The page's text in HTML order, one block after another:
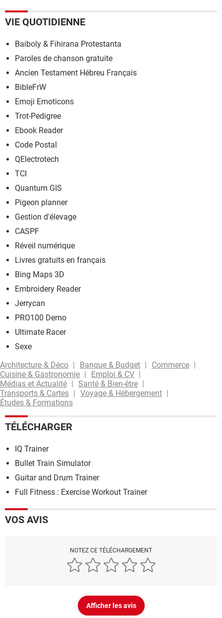
VIE QUOTIDIENNE
Baiboly & Fihirana Protestanta
Paroles de chanson gratuite
Ancien Testament Hébreu Français
BibleFrW
Emoji Emoticons
Trot-Pedigree
Ebook Reader
Code Postal
QElectrotech
TCI
Quantum GIS
Pigeon planner
Gestion d'élevage
CASPF
Réveil numérique
Livres gratuits en français
Bing Maps 3D
Embroidery Reader
Jerrycan
PRO100 Demo
Ultimate Racer
Sexe
Architecture & Déco
Banque & Budget
Commerce
Cuisine & Gastronomie
Emploi & CV
Médias et Actualité
Santé & Bien-être
Transports & Cartes
Voyage & Hébergement
Études & Formations
TÉLÉCHARGER
IQ Trainer
Bullet Train Simulator
Guitar and Drum Trainer
Full Fitness : Exercise Workout Trainer
VOS AVIS
NOTEZ CE TÉLÉCHARGEMENT
Afficher les avis